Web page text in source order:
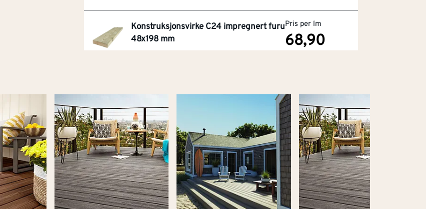
Konstruksjonsvirke C24 impregnert furu
48x198 mm
deg.
Pris per lm
68,90